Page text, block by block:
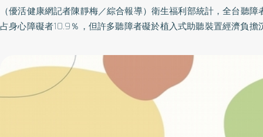
人即使知道有骨鬆，也因為衛教觀念不深，不會積極接受治療，常
折之後，才驚覺原來骨鬆已經這麼嚴重了。「根據2009年至2013
骨鬆需要治療嗎？張志儒醫師表示，骨鬆病患發生骨折後1年再次
3，而脊椎壓迫性骨折即使經過灌骨水泥後，1年內發生鄰近
23%4，相當於4個人之中會有1人再次骨折。所以「骨鬆性骨折是
會侷限在某1個關節骨頭，如果不積極處理骨鬆，全身其他關節骨
骨折。」所以，骨鬆性骨折的病患，不能只接受外科治療，更需
（優活健康網記者陳靜梅／綜合報導）衛生福利部統計，全台聽障
占身心障礙者10.9％，但許多聽障者礙於植入式助聽裝置經濟負擔
高可補助30萬元，使聽障者有機會重獲新「聲」。國泰醫院林志
撥醫院基金設立植入式助聽裝置專款補助基金，補助對象不分成人
狀況、政府補助等條件補助不等金額，低收入戶最高可補助30萬
者植入式助聽裝置的經濟負擔，並鼓勵積極接受完善治療，改善人
者重新聽見幸福。傳統式助聽器無效者 醫院補助植入式裝置費用
醫師也表示，若聽障朋友對於傳統助聽器，配戴時感到耳朵悶塞